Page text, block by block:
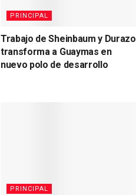
PRINCIPAL
Trabajo de Sheinbaum y Durazo
transforma a Guaymas en
nuevo polo de desarrollo
PRINCIPAL